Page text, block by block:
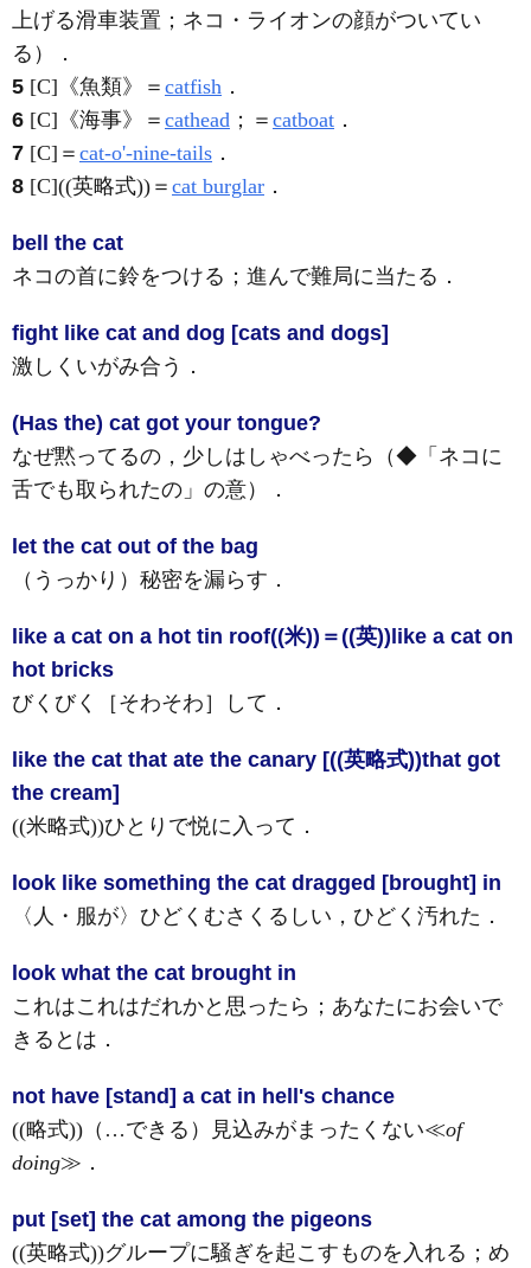
上げる滑車装置；ネコ・ライオンの顔がついてい
る）
．
5 [C] 《魚類》 ＝ catfish ．
6 [C] 《海事》 ＝ cathead ；＝ catboat ．
7 [C] ＝ cat-o'-nine-tails ．
8 [C]((英略式))＝ cat burglar ．
bell the cat
ネコの首に鈴をつける；進んで難局に当たる ．
fight like cat and dog [cats and dogs]
激しくいがみ合う ．
(Has the) cat got your tongue?
なぜ黙ってるの，少しはしゃべったら（◆「ネコに
舌でも取られたの」の意）
．
let the cat out of the bag
（うっかり）秘密を漏らす ．
like a cat on a hot tin roof((米)) ＝((英))like a cat on
hot bricks
びくびく［そわそわ］して ．
like the cat that ate the canary [((英略式))that got
the cream]
((米略式))ひとりで悦に入って ．
look like something the cat dragged [brought] in
〈人・服が〉ひどくむさくるしい，ひどく汚れた ．
look what the cat brought in
これはこれはだれかと思ったら；あなたにお会いで
きるとは ．
not have [stand] a cat in hell's chance
((略式))（…できる）見込みがまったくない≪of
doing≫ ．
put [set] the cat among the pigeons
((英略式))グループに騒ぎを起こすものを入れる；め